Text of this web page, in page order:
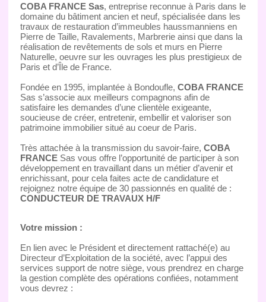
COBA FRANCE Sas, entreprise reconnue à Paris dans le
domaine du bâtiment ancien et neuf, spécialisée dans les
travaux de restauration d’immeubles haussmanniens en
Pierre de Taille, Ravalements, Marbrerie ainsi que dans la
réalisation de revêtements de sols et murs en Pierre
Naturelle, oeuvre sur les ouvrages les plus prestigieux de
Paris et d’Île de France.
Fondée en 1995, implantée à Bondoufle, COBA FRANCE
Sas s’associe aux meilleurs compagnons afin de
satisfaire les demandes d’une clientèle exigeante,
soucieuse de créer, entretenir, embellir et valoriser son
patrimoine immobilier situé au coeur de Paris.
Très attachée à la transmission du savoir-faire, COBA
FRANCESas vous offre l’opportunité de participer à son
développement en travaillant dans un métier d’avenir et
enrichissant, pour cela faites acte de candidature et
rejoignez notre équipe de 30 passionnés en qualité de :
CONDUCTEUR DE TRAVAUX H/F
Votre mission :
En lien avec le Président et directement rattaché(e) au
Directeur d’Exploitation de la société, avec l’appui des
services support de notre siège, vous prendrez en charge
la gestion complète des opérations confiées, notamment
vous devrez :